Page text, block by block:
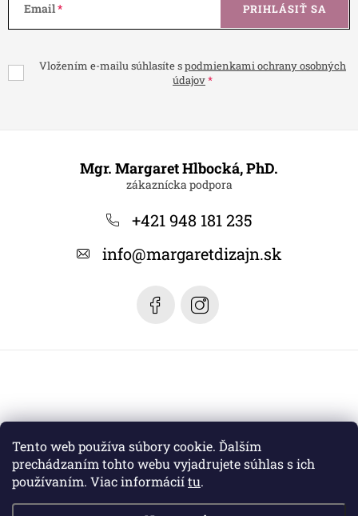
Tento web používa súbory cookie. Ďalším
prechádzaním tohto webu vyjadrujete súhlas s ich
používaním. Viac informáciítu.
Email
Vložením e-mailu súhlasíte spodmienkami ochrany osobných
údajov
PRIHLÁSIŤ SA
Mgr. Margaret Hlbocká, PhD.
+421 948 181 235
info@margaretdizajn.sk